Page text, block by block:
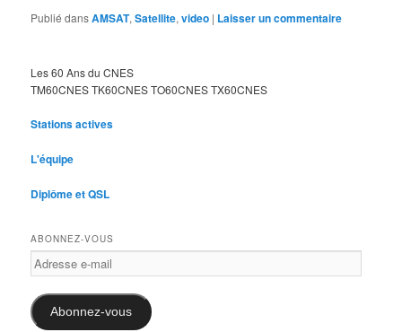
Publié dansAMSAT,Satellite,video | Laisser un commentaire
Les 60 Ans du CNES
TM60CNES TK60CNES TO60CNES TX60CNES
Stations actives
L'équipe
Diplôme et QSL
ABONNEZ-VOUS
Adresse
e-
mail
Abonnez-vous